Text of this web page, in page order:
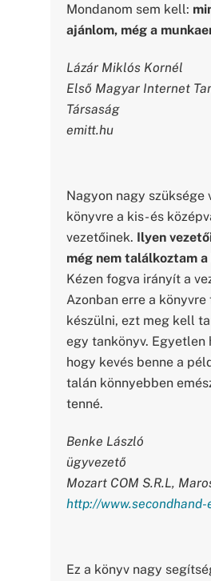
Mondanom sem kell:
ajánlom, még a
Lázár Miklós Kornél
Első Magyar Internet
Társaság
emitt.hu
Nagyon nagy szüksége
könyvre a kis- és
vezetőinek. Ilyen
még nem találkoztam
Kézen fogva irányít a
Azonban erre a
készülni, ezt meg kell
egy tankönyv. Egyetlen
hogy kevés benne a
talán könnyebben
tenné.
Benke László
ügyvezető
Mozart COM S.R.L,
http://
Ez a könyv nagy